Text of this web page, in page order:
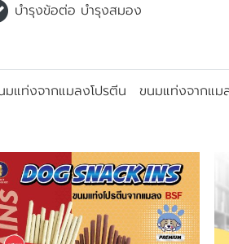
บำรุงข้อต่อ บำรุงสมอง
มแท่งจากแมลงโปรตีน ขนมแท่งจากแม